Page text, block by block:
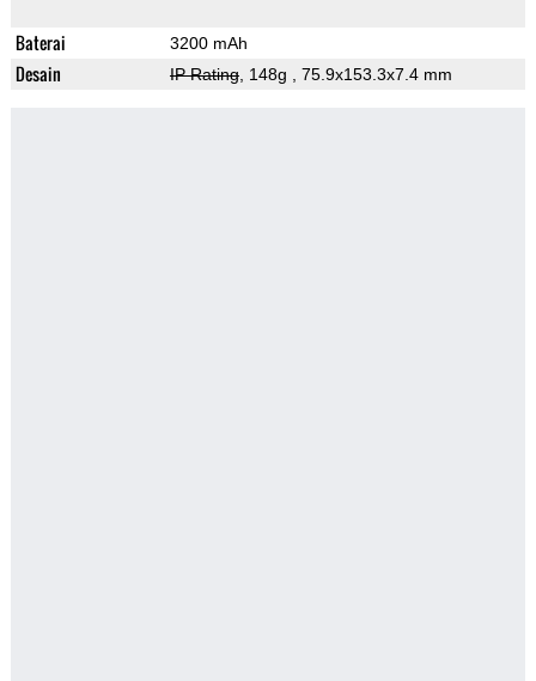
Baterai 3200 mAh
Desain IP Rating, 148g , 75.9x153.3x7.4 mm